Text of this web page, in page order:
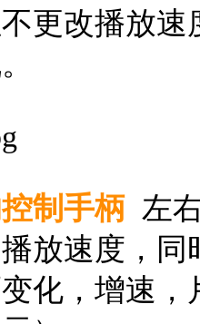
更改播放
制手柄 左
放速度，
化，增速